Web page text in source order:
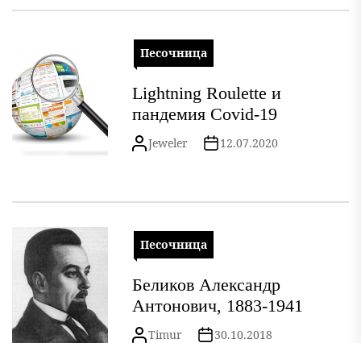
Песочница
Lightning Roulette и
пандемия Covid-19
Jeweler 12.07.2020
Песочница
Беликов Александр
Антонович, 1883-1941
Timur 30.10.2018